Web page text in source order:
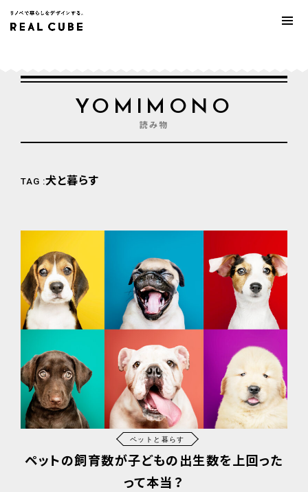
YOMIMONO
読み物
TAG :犬と暮らす
ペットと暮らす
ペットの飼育数が子どもの出生数を上回った
って本当？